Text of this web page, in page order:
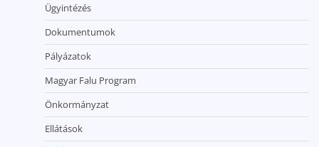
Ügyintézés
Dokumentumok
Pályázatok
Magyar Falu Program
Önkormányzat
Ellátások